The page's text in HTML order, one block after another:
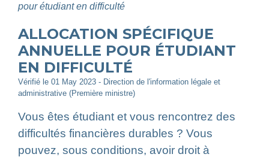
pour étudiant en difficulté
ALLOCATION SPÉCIFIQUE
ANNUELLE POUR ÉTUDIANT
EN DIFFICULTÉ
Vérifié le 01 May 2023 - Direction de l'information légale et
administrative (Première ministre)
Vous êtes étudiant et vous rencontrez des
difficultés financières durables ? Vous
pouvez, sous conditions, avoir droit à